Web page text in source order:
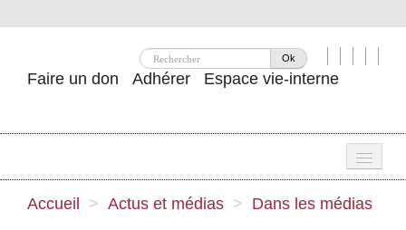
Ok
Faire un don Adhérer Espace vie-interne
Accueil > Actus et médias > Dans les médias